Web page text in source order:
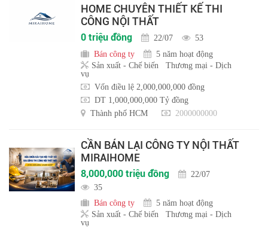
HOME CHUYÊN THIẾT KẾ THI
CÔNG NỘI THẤT
0 triệu đồng 22/07
53
Bán công ty
5 năm hoạt động
Sản xuất - Chế biến
Thương mại - Dịch
vụ
Vốn điều lệ 2,000,000,000 đồng
DT 1,000,000,000 Tỷ đồng
Thành phố HCM
2000000000
CẦN BÁN LẠI CÔNG TY NỘI THẤT
MIRAIHOME
8,000,000 triệu đồng
22/07
35
Bán công ty
5 năm hoạt động
Sản xuất - Chế biến
Thương mại - Dịch
vụ